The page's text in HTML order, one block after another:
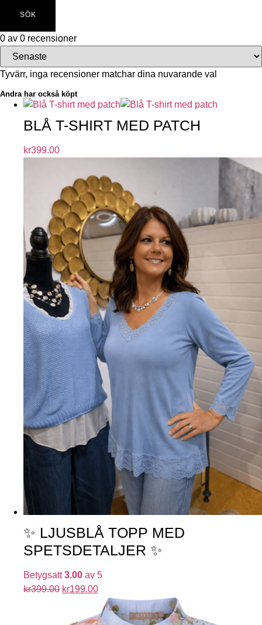
SÖK
0 av 0 recensioner
Tyvärr, inga recensioner matchar dina nuvarande val
Andra har också köpt
BLÅ T-SHIRT MED PATCH
kr399.00
✨ LJUSBLÅ TOPP MED
SPETSDETALJER ✨
Betygsatt3.00 av 5
kr399.00 kr199.00